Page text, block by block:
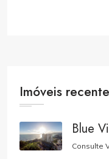
Imóveis
Blue
Consulte